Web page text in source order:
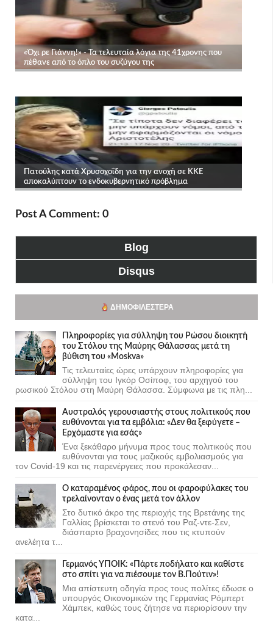
Post A Comment: 0
Blog
Disqus
ΔΗΜΟΦΙΛΈΣΤΕΡΑ
Πληροφορίες για σύλληψη του Ρώσου διοικητή
του Στόλου της Mαύρης Θάλασσας μετά τη
βύθιση του «Moskva»
Τις τελευταίες ώρες υπάρχουν πληροφορίες για
σύλληψη του Ιγκόρ Οσίποφ, του αρχηγού του
ρωσικού Στόλου στη Μαύρη Θάλασσα. Σύμφωνα με τις πλη...
Αυστραλός γερουσιαστής στους πολιτικούς που
ευθύνονται για τα εμβόλια: «Δεν θα ξεφύγετε –
Ερχόμαστε για εσάς»
Ένα ξεκάθαρο μήνυμα προς τους πολιτικούς που
ευθύνονται για τους μαζικούς εμβολιασμούς για
τον Covid-19 και τις παρενέργειες που προκάλεσαν...
Ο καταραμένος φάρος, που οι φαροφύλακες του
τρελαίνονταν ο ένας μετά τον άλλον
Στο δυτικό άκρο της περιοχής της Βρετάνης της
Γαλλίας βρίσκεται το στενό του Ραζ-ντε-Σεν,
διάσπαρτο βραχονησίδες που τις κτυπούν
ανελέητα τ...
Γερμανός ΥΠΟΙΚ: «Πάρτε ποδήλατο και καθίστε
στο σπίτι για να πιέσουμε τον Β.Πούτιν»!
Μια απίστευτη οδηγία προς τους πολίτες έδωσε ο
υπουργός Οικονομικών της Γερμανίας Ρόμπερτ
Χάμπεκ, καθώς τους ζήτησε να περιορίσουν την
κατα...